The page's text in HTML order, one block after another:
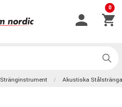
0
Stränginstrument Akustiska